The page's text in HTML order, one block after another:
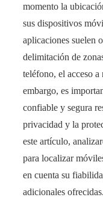
momento la
sus dispositivos
aplicaciones suelen
delimitación de
teléfono, el acceso a
embargo, es
confiable y segura
privacidad y la
este artículo,
para localizar
en cuenta su
adicionales ofrecidas.